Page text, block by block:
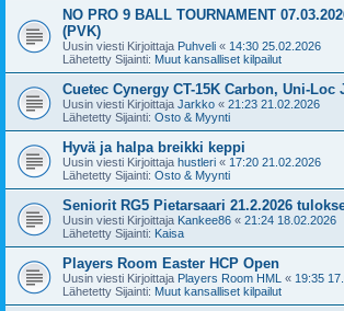
NO PRO 9 BALL TOURNAMENT
(PVK)
Uusin viesti Kirjoittaja Puhveli « 14:30 25.02.2026
Lähetetty Sijainti: Muut kansalliset kilpailut
Cuetec Cynergy CT-15K Carbon, Uni-Loc
Uusin viesti Kirjoittaja Jarkko « 21:23 21.02.2026
Lähetetty Sijainti: Osto & Myynti
Hyvä ja halpa breikki keppi
Uusin viesti Kirjoittaja hustleri « 17:20 21.02.2026
Lähetetty Sijainti: Osto & Myynti
Seniorit RG5 Pietarsaari 21.2.2026
Uusin viesti Kirjoittaja Kankee86 « 21:24 18.02.2026
Lähetetty Sijainti: Kaisa
Players Room Easter HCP Open
Uusin viesti Kirjoittaja Players Room HML « 19:35
Lähetetty Sijainti: Muut kansalliset kilpailut